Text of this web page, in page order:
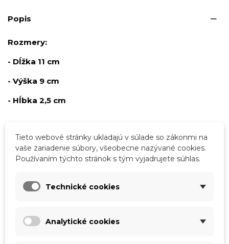
Popis
Rozmery:
- Dĺžka 11 cm
- Výška 9 cm
- Hĺbka 2,5 cm
Podrobnosti o produkte
Tabuľka vlastností
Farba
Vínová
Vzor
Jednofarebné
Tieto webové stránky ukladajú v súlade so zákonmi na
vaše zariadenie súbory, všeobecne nazývané cookies.
Používaním týchto stránok s tým vyjadrujete súhlas.
Technické cookies
Analytické cookies